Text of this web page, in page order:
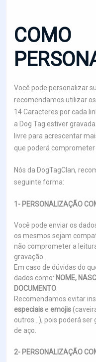
COMO
Você pode personalizar
recomendamos utilizar
14 Caracteres por cada
a Dog Tag estiver
livre para acrescentar
que poderá comprometer
Nós da DogTagClan,
seguinte forma:
1- PERSONALIZAÇÃO
Você pode enviar os
os mesmos sejam
não comprometer a
gravação.
Em caso de dúvidas do
dados como: NOME,
DOCUMENTO
Recomendamos evitar
especiais e emojis
outros...), pois poderá
de aço.
2- PERSONALIZAÇÃO